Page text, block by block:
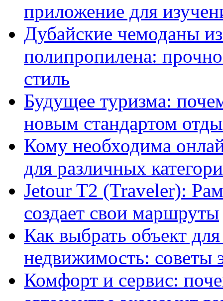
приложение для
Дубайские чемоданы
полипропилена:
стиль
Будущее туризма:
новым стандартом
Кому необходима
для различных
Jetour T2 (Traveler):
создает свои маршруты
Как выбрать объект
недвижимость: советы
Комфорт и сервис: